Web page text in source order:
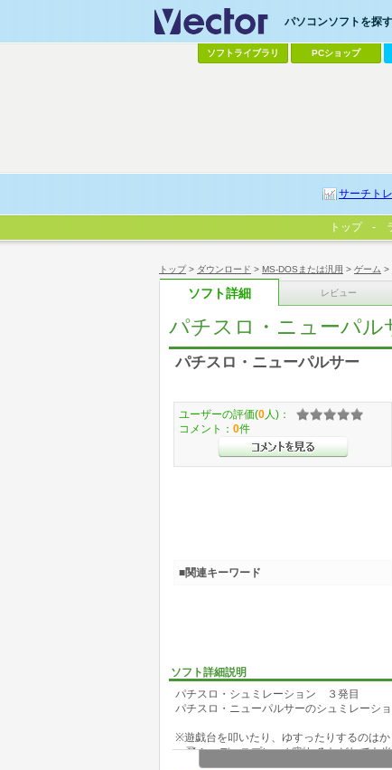
トップ> ダウンロード > MS-DOSまたは汎用 > ゲーム >
ソフト詳細 レビュー
パチスロ・ニューパル
パチスロ・ニューパルサー
ソフト詳細説明
パチスロ・シュミレーション ３発目
パチスロ・ニューパルサーのシュミレーショ
※遊戯台を叩いたり、ゆすったりするのは
飛ぶ・ディスプレーが割れるなどしても
ユーザーの評価(0 人)：
コメント： 0件
■関連キーワード
パソコンソフトを探
ソフトライブラリ PCショップ
サーチト
トップ